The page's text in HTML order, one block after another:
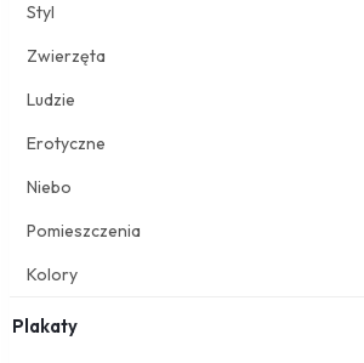
Styl
Zwierzęta
Ludzie
Erotyczne
Niebo
Pomieszczenia
Kolory
Plakaty